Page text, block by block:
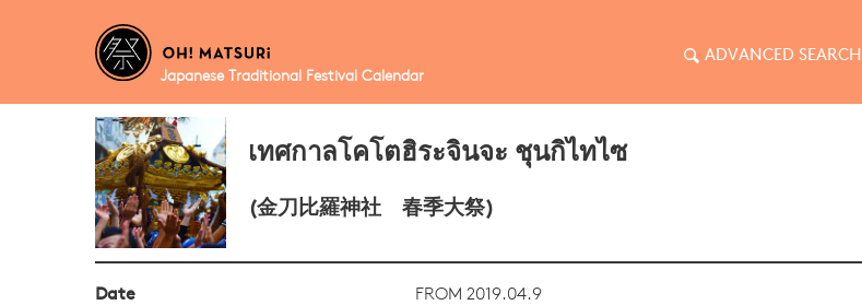
Japanese Traditional Festival Calendar
ADVANCED SEARCH
เทศกาลโคโตฮิระจินจะ ชุนกิไทไซ
(金刀比羅神社 春季大祭)
Date
FROM 2019.04.9